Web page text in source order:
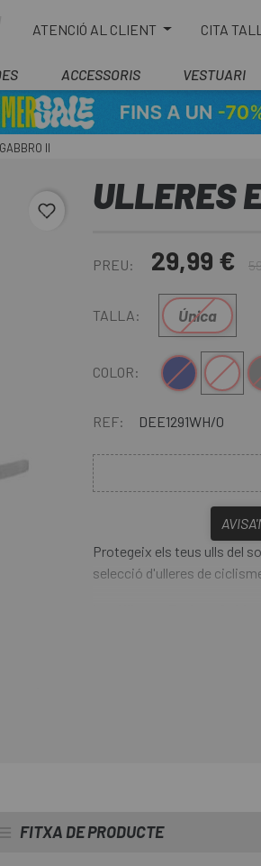
ATENCIÓ AL CLIENT CITA
ACCESSORIS VESTUARI
II
favorite_border
ULLERES
PREU: 29,99 €
TALLA: Única
COLOR: Blau FoscBlanc
REF: DEE1291WH/0
Protegeix els teus ulls del
selecció d'ulleres de
color. Tenen un
FITXA DE PRODUCTE